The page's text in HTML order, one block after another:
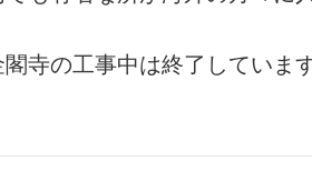
寺の工事中は終了していま